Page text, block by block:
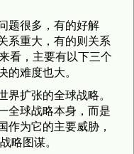
题很多，有的好解
系重大，有的则关系
看，主要有以下三个
的难度也大。
界扩张的全球战略。
全球战略本身，而是
作为它的主要威胁，
略图谋。